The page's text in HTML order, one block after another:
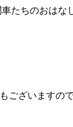
たちのおはな
ございますの